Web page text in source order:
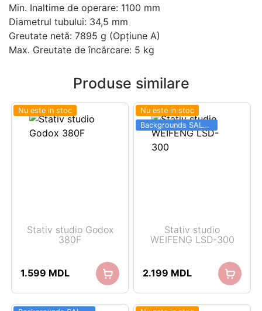
Min. Inaltime de operare: 1100 mm
Diametrul tubului: 34,5 mm
Greutate netă: 7895 g (Opțiune A)
Max. Greutate de încărcare: 5 kg
Produse similare
Nu este in stoc
Stativ studio Godox
380F
1.599 MDL
Nu este in stoc
Backgrounds SALE 03.06 - 31.08
Stativ studio
WEIFENG LSD-300
2.199 MDL